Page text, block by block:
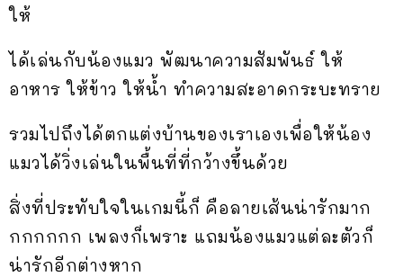
ให้
ได้เล่นกับน้องแมว พัฒนาความสัมพันธ์ ให้
อาหาร ให้ข้าว ให้น้ำ ทำความสะอาดกระบะทราย
รวมไปถึงได้ตกแต่งบ้านของเราเองเพื่อให้น้อง
แมวได้วิ่งเล่นในพื้นที่ที่กว้างขึ้นด้วย
สิ่งที่ประทับใจในเกมนี้ก็ คือลายเส้นน่ารักมาก
กกกกกก เพลงก็เพราะ แถมน้องแมวแต่ละตัวก็
น่ารักอีกต่างหาก